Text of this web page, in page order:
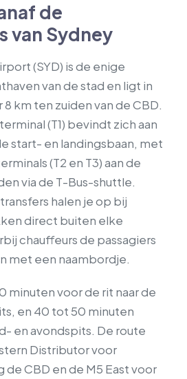
de
van Sydney
(SYD) is de enige
van de stad en ligt in
km ten zuiden van de CBD.
(T1) bevindt zich aan
start- en landingsbaan, met
(T2 en T3) aan de
via de T-Bus-shuttle.
halen je op bij
direct buiten elke
chauffeurs de passagiers
met een naambordje.
minuten voor de rit naar de
en 40 tot 50 minuten
en avondspits. De route
Distributor voor
de CBD en de M5 East voor